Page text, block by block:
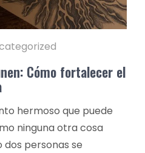
Cómo fortalecer el
hermoso que puede
ninguna otra cosa
dos personas se